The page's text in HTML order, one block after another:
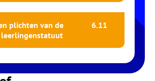
plichten van de
6.11